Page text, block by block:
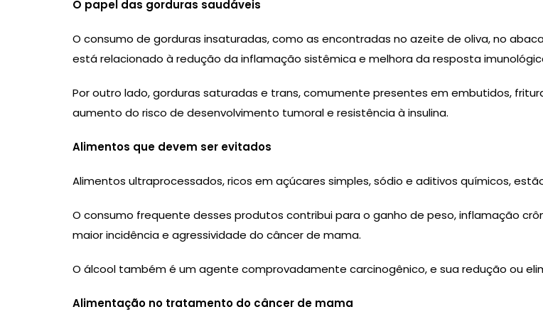
O papel das gorduras saudáveis
O consumo de gorduras insaturadas, como as encontradas no azeite de oliva, no
está relacionado à redução da inflamação sistêmica e melhora da resposta
Por outro lado, gorduras saturadas e trans, comumente presentes em embutidos,
aumento do risco de desenvolvimento tumoral e resistência à insulina.
Alimentos que devem ser evitados
Alimentos ultraprocessados, ricos em açúcares simples, sódio e aditivos químicos,
O consumo frequente desses produtos contribui para o ganho de peso, inflamação
maior incidência e agressividade do câncer de mama.
O álcool também é um agente comprovadamente carcinogênico, e sua redução ou
Alimentação no tratamento do câncer de mama